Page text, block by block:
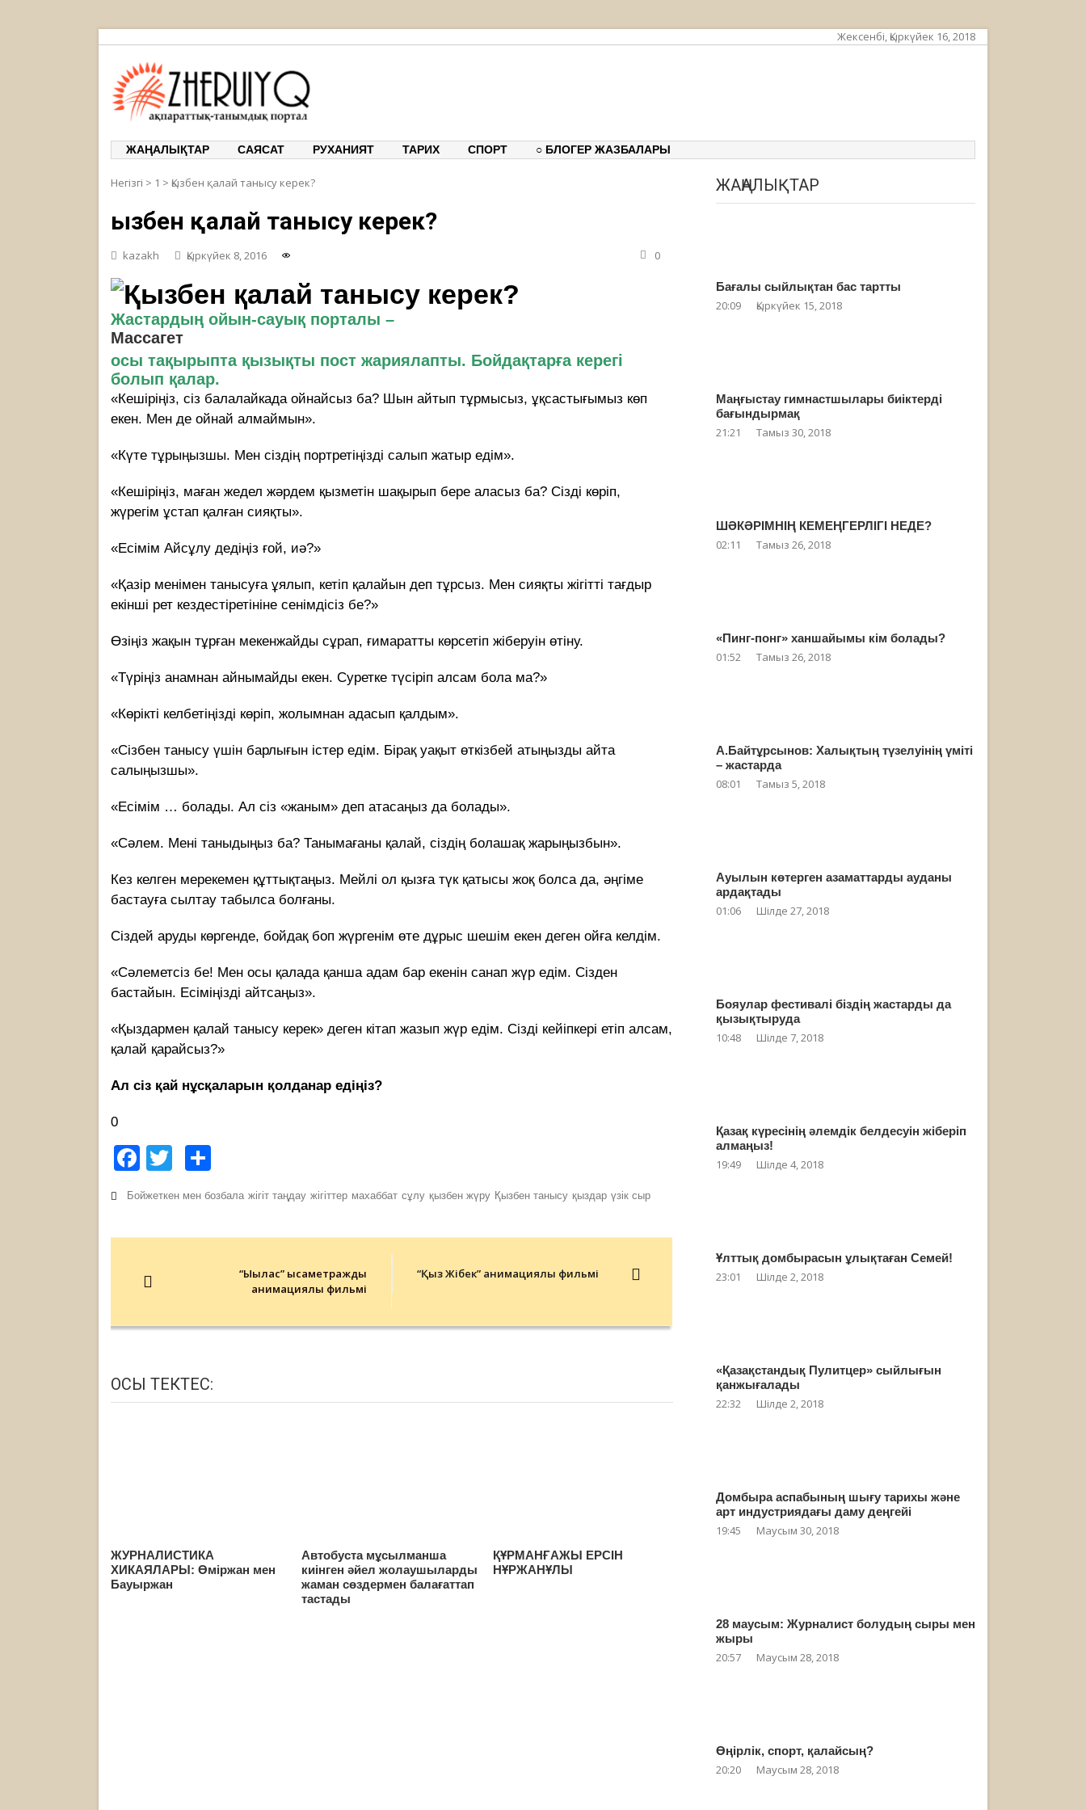
Жексенбі, Қыркүйек 16, 2018
ЖАҢАЛЫҚТАР САЯСАТ РУХАНИЯТ ТАРИХ СПОРТ ○ БЛОГЕР ЖАЗБАЛАРЫ
Негізгі > 1 > Қызбен қалай танысу керек?
Қызбен қалай танысу керек?
kazakh Қыркүйек 8, 2016 0
Жастардың ойын-сауық порталы –
Массагет
осы тақырыпта қызықты пост жариялапты. Бойдақтарға керегі
болып қалар.
«Кешіріңіз, сіз балалайкада ойнайсыз ба? Шын айтып тұрмысыз, ұқсастығымыз көп
екен. Мен де ойнай алмаймын».
«Күте тұрыңызшы. Мен сіздің портретіңізді салып жатыр едім».
«Кешіріңіз, маған жедел жәрдем қызметін шақырып бере аласыз ба? Сізді көріп,
жүрегім ұстап қалған сияқты».
«Есімім Айсұлу дедіңіз ғой, иә?»
«Қазір менімен танысуға ұялып, кетіп қалайын деп тұрсыз. Мен сияқты жігітті тағдыр
екінші рет кездестіретініне сенімдісіз бе?»
Өзіңіз жақын тұрған мекенжайды сұрап, ғимаратты көрсетіп жіберуін өтіну.
«Түріңіз анамнан айнымайды екен. Суретке түсіріп алсам бола ма?»
«Көрікті келбетіңізді көріп, жолымнан адасып қалдым».
«Сізбен танысу үшін барлығын істер едім. Бірақ уақыт өткізбей атыңызды айта
салыңызшы».
«Есімім … болады. Ал сіз «жаным» деп атасаңыз да болады».
«Сәлем. Мені таныдыңыз ба? Танымағаны қалай, сіздің болашақ жарыңызбын».
Кез келген мерекемен құттықтаңыз. Мейлі ол қызға түк қатысы жоқ болса да, әңгіме
бастауға сылтау табылса болғаны.
Сіздей аруды көргенде, бойдақ боп жүргенім өте дұрыс шешім екен деген ойға келдім.
«Сәлеметсіз бе! Мен осы қалада қанша адам бар екенін санап жүр едім. Сізден
бастайын. Есіміңізді айтсаңыз».
«Қыздармен қалай танысу керек» деген кітап жазып жүр едім. Сізді кейіпкері етіп алсам,
қалай қарайсыз?»
Ал сіз қай нұсқаларын қолданар едіңіз?
0
Facebook
Twitter
Бойжеткен мен бозбала жігіт таңдау жігіттер махаббат сұлу қызбен жүру Қызбен танысу қыздар үзік сыр
“Ықылас” қысқаметражды
анимациялық фильмі
“Қыз Жібек” анимациялық фильмі
ОСЫ ТЕКТЕС:
ЖУРНАЛИСТИКА
ХИКАЯЛАРЫ: Өміржан мен
Бауыржан
Автобуста мұсылманша
киінген әйел жолаушыларды
жаман сөздермен балағаттап
тастады
ҚҰРМАНҒАЖЫ ЕРСІН
НҰРЖАНҰЛЫ
ЖАҢАЛЫҚТАР
Бағалы сыйлықтан бас тартты
20:09 Қыркүйек 15, 2018
Маңғыстау гимнастшылары биіктерді
бағындырмақ
21:21 Тамыз 30, 2018
ШӘКӘРІМНІҢ КЕМЕҢГЕРЛІГІ НЕДЕ?
02:11 Тамыз 26, 2018
«Пинг-понг» ханшайымы кім болады?
01:52 Тамыз 26, 2018
А.Байтұрсынов: Халықтың түзелуінің үміті
– жастарда
08:01 Тамыз 5, 2018
Ауылын көтерген азаматтарды ауданы
ардақтады
01:06 Шілде 27, 2018
Бояулар фестивалі біздің жастарды да
қызықтыруда
10:48 Шілде 7, 2018
Қазақ күресінің әлемдік белдесуін жіберіп
алмаңыз!
19:49 Шілде 4, 2018
Ұлттық домбырасын ұлықтаған Семей!
23:01 Шілде 2, 2018
«Қазақстандық Пулитцер» сыйлығын
қанжығалады
22:32 Шілде 2, 2018
Домбыра аспабының шығу тарихы және
арт индустриядағы даму деңгейі
19:45 Маусым 30, 2018
28 маусым: Журналист болудың сыры мен
жыры
20:57 Маусым 28, 2018
Өңірлік, спорт, қалайсың?
20:20 Маусым 28, 2018